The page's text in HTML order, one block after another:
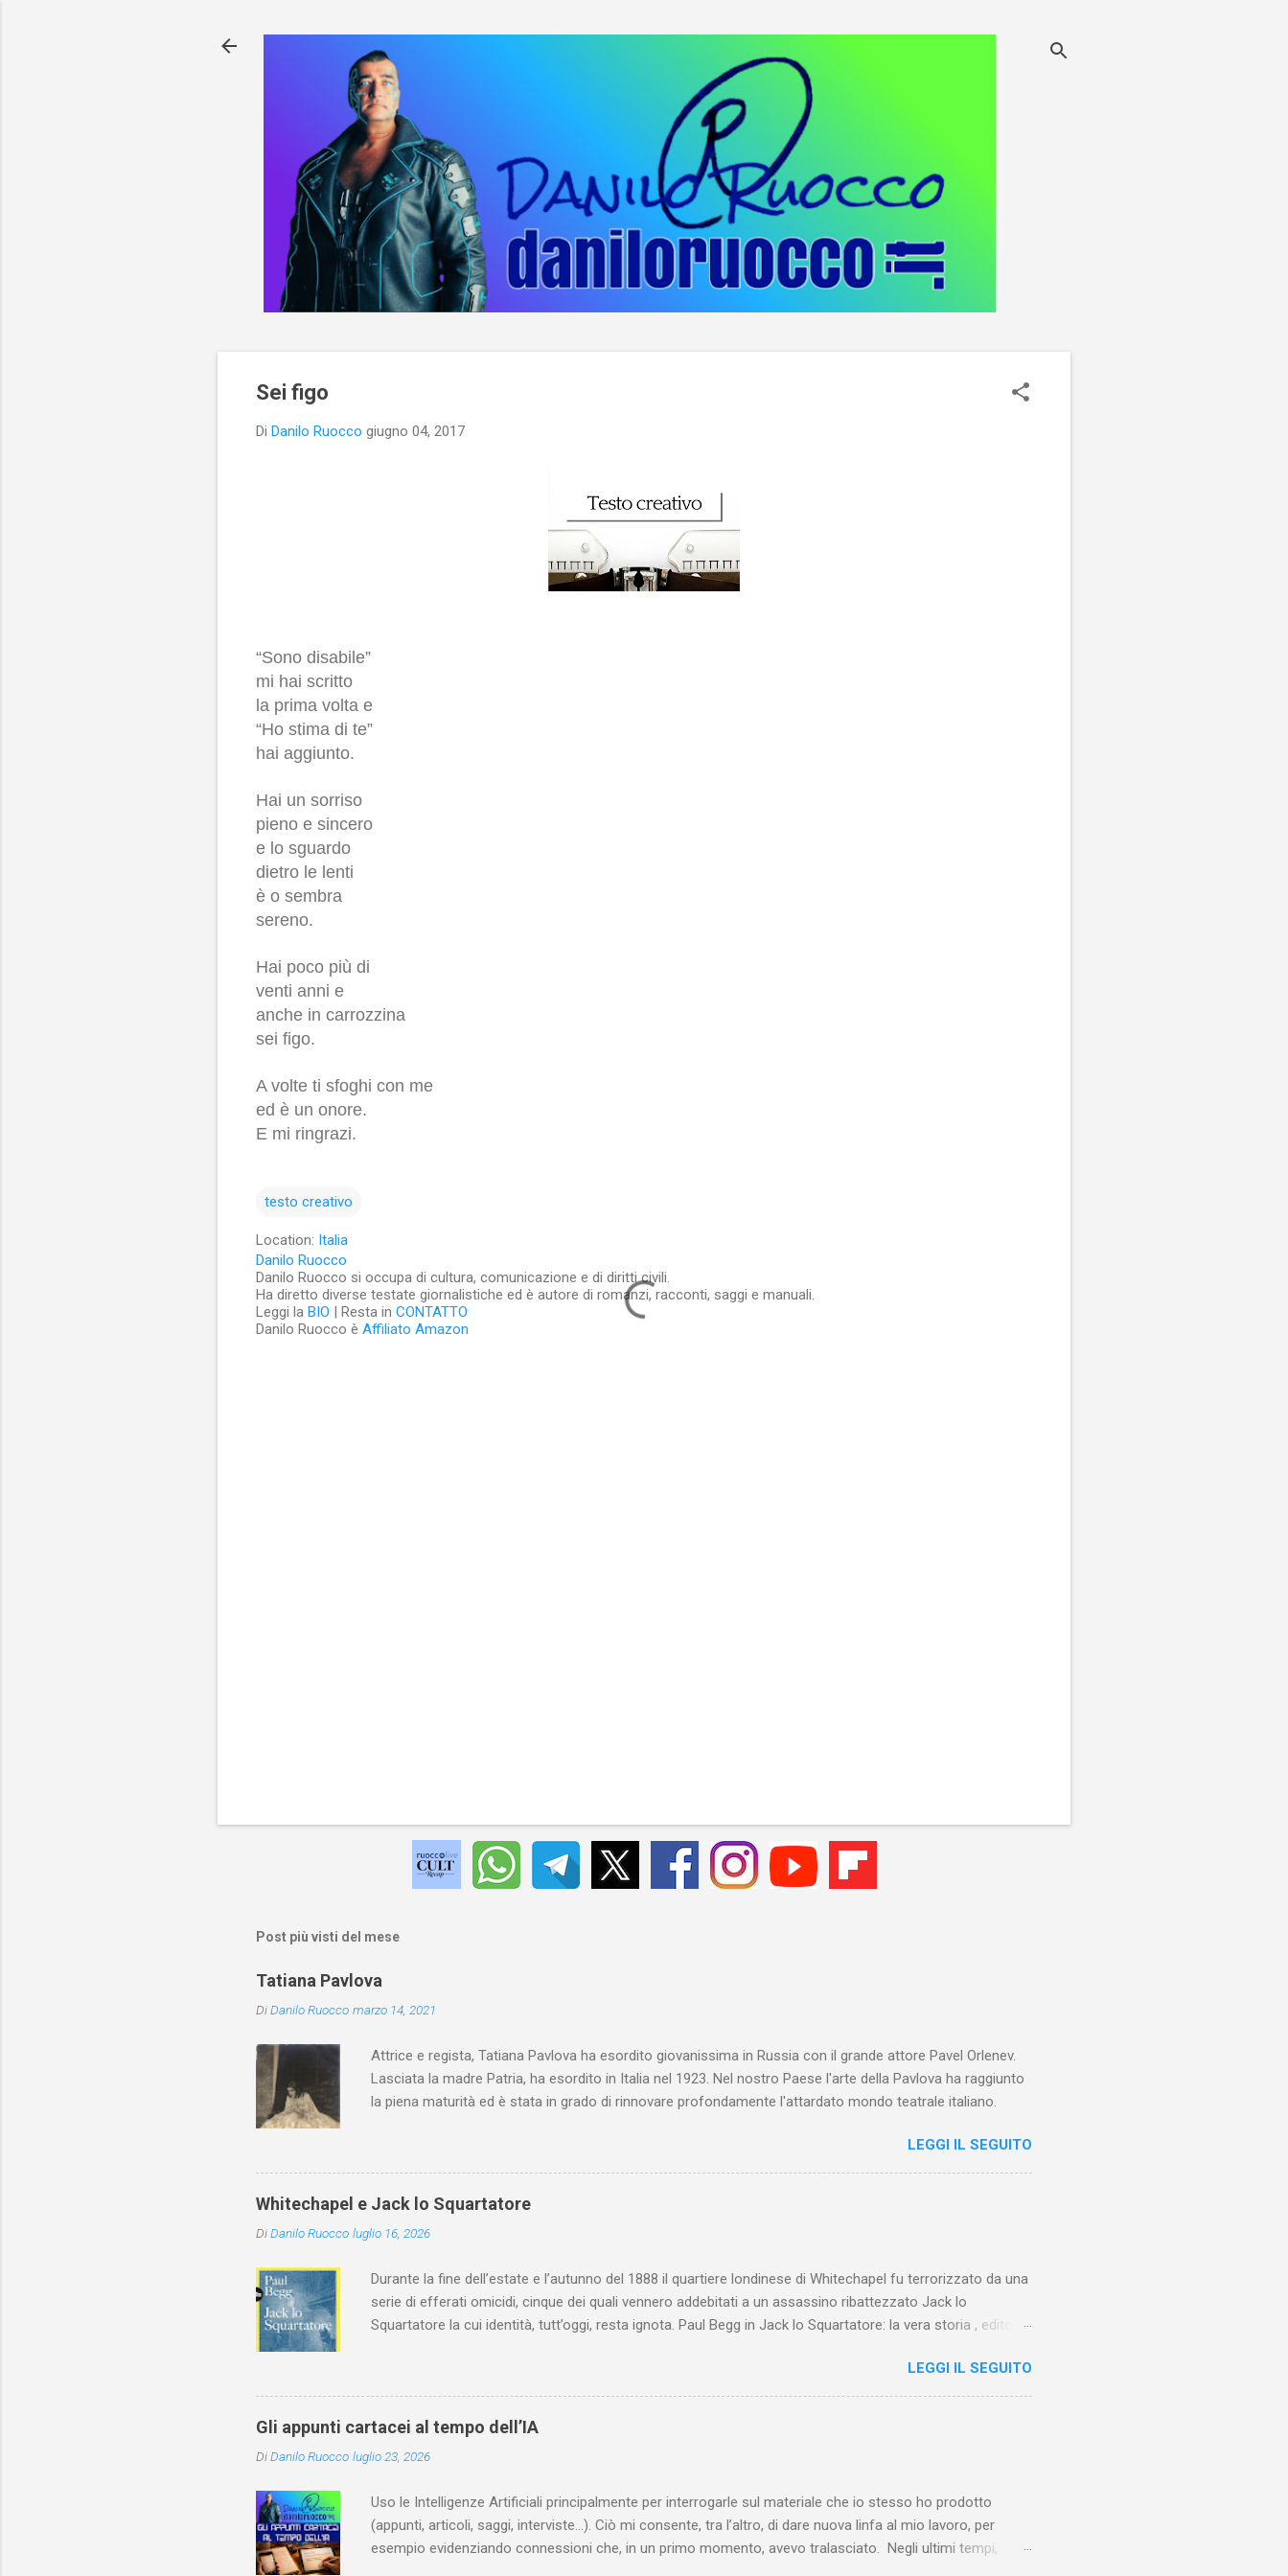
Sei figo
Di Danilo Ruocco giugno 04, 2017
“Sono disabile”
mi hai scritto
la prima volta e
“Ho stima di te”
hai aggiunto.
Hai un sorriso
pieno e sincero
e lo sguardo
dietro le lenti
è o sembra
sereno.
Hai poco più di
venti anni e
anche in carrozzina
sei figo.
A volte ti sfoghi con me
ed è un onore.
E mi ringrazi.
testo creativo
Location: Italia
Danilo Ruocco
Danilo Ruocco si occupa di cultura, comunicazione e di diritti civili.
Ha diretto diverse testate giornalistiche ed è autore di romanzi, racconti, saggi e manuali.
Leggi la BIO | Resta in CONTATTO
Danilo Ruocco è Affiliato Amazon
Post più visti del mese
Tatiana Pavlova
DiDanilo Ruocco marzo 14, 2021
Attrice e regista, Tatiana Pavlova ha esordito giovanissima in Russia con il grande attore Pavel Orlenev.
Lasciata la madre Patria, ha esordito in Italia nel 1923. Nel nostro Paese l'arte della Pavlova ha raggiunto
la piena maturità ed è stata in grado di rinnovare profondamente l'attardato mondo teatrale italiano.
LEGGI IL SEGUITO
Whitechapel e Jack lo Squartatore
DiDanilo Ruocco luglio 16, 2026
Durante la fine dell’estate e l’autunno del 1888 il quartiere londinese di Whitechapel fu terrorizzato da una
serie di efferati omicidi, cinque dei quali vennero addebitati a un assassino ribattezzato Jack lo
Squartatore la cui identità, tutt’oggi, resta ignota. Paul Begg in Jack lo Squartatore: la vera storia , edito da
dedica anche (e, in alcuni capitoli, soprattutto) a ricostruire la storia di Whitechapel e del East End e a
ricapitolare le lotte intestine al Ministero dell’Interno. Ne esce un quadro davvero sconsolante:
l’architettura sociale dell'Inghilterra vittoriana era inverosimilmente classista, e al suo vertice c’era una
classe dominante che non aveva alcun interesse nei confronti delle classi subalterne. Non era
interessata a sapere quali fossero le reali condizioni di vita delle persone che abitavano nell’East End e
LEGGI IL SEGUITO
Gli appunti cartacei al tempo dell’IA
DiDanilo Ruocco luglio 23, 2026
Uso le Intelligenze Artificiali principalmente per interrogarle sul materiale che io stesso ho prodotto
(appunti, articoli, saggi, interviste…). Ciò mi consente, tra l’altro, di dare nuova linfa al mio lavoro, per
esempio evidenziando connessioni che, in un primo momento, avevo tralasciato. Negli ultimi tempi,